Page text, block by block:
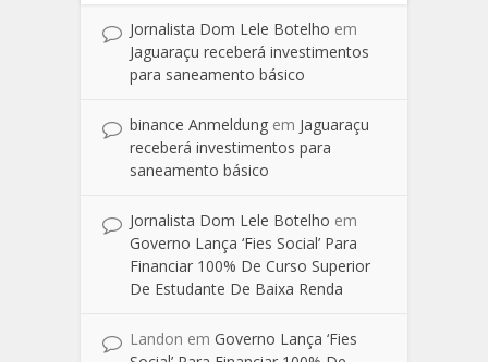
Jornalista Dom Lele Botelho em
Jaguaraçu receberá investimentos
para saneamento básico
binance Anmeldung em Jaguaraçu
receberá investimentos para
saneamento básico
Jornalista Dom Lele Botelho em
Governo Lança ‘Fies Social’ Para
Financiar 100% De Curso Superior
De Estudante De Baixa Renda
Landon em Governo Lança ‘Fies